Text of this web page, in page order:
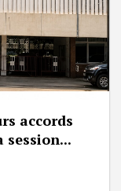
accords